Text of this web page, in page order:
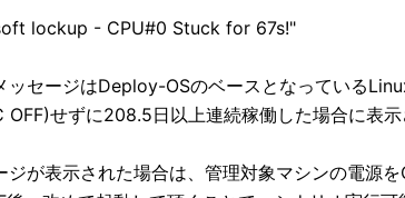
lockup - CPU#0 Stuck for 67s!"
ッセージはDeploy-OSのベースとなっている
OFF)せずに208.5日以上連続稼働した場合に表
ジが表示された場合は、管理対象マシンの電源を